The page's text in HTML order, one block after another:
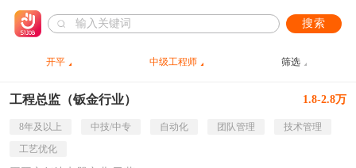
搜索
开平 中级工程师 筛选
工程总监（钣金行业） 1.8-2.8万
8年及以上 中技/中专 自动化 团队管理
技术管理
工艺优化